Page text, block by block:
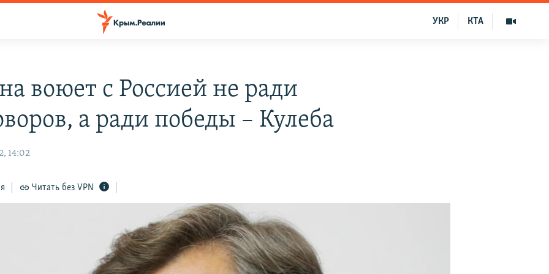
КТА
УКР
воюет с Россией не ради
а ради победы – Кулеба
14:02
Читать без VPN